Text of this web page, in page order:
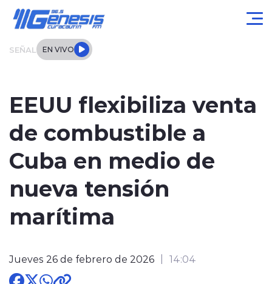
SEÑAL EN VIVO
Internacional
Deportes
EEUU flexibiliza venta
de combustible a
Cuba en medio de
nueva tensión
marítima
Jueves 26 de febrero de 2026 14:04